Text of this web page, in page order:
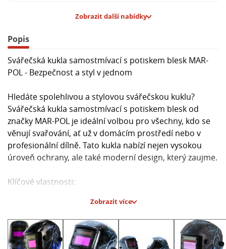
Zobrazit další nabídky
Popis
Svářečská kukla samostmívací s potiskem blesk MAR-
POL - Bezpečnost a styl v jednom
Hledáte spolehlivou a stylovou svářečskou kuklu?
Svářečská kukla samostmívací s potiskem blesk od
značky MAR-POL je ideální volbou pro všechny, kdo se
věnují svařování, ať už v domácím prostředí nebo v
profesionální dílně. Tato kukla nabízí nejen vysokou
úroveň ochrany, ale také moderní design, který zaujme.
Klíčové vlastnosti:
- Automatické stmívání
- Univerzální použití
- Odolná konstrukce
- Ekologické nabíjení
Zobrazit více